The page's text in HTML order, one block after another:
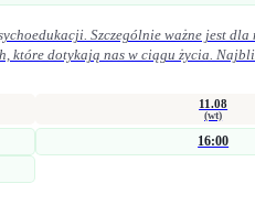
Szczególnie ważne jest
dotykają nas w ciągu życia.
(interwencyjnie), jak i w
emocjonalne
11.08
(wt)
16:00